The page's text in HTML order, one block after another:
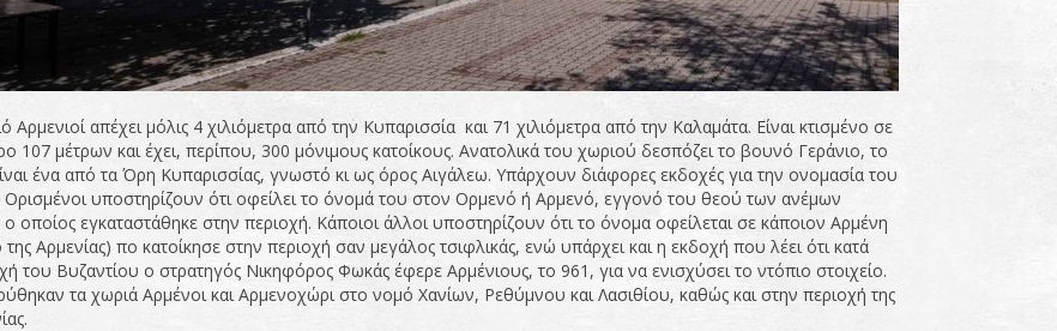
Αρμενιοί απέχει μόλις 4 χιλιόμετρα από την Κυπαρισσία και 71 χιλιόμετρα από την Καλαμάτα. Είναι κτισμένο σε
107 μέτρων και έχει, περίπου, 300 μόνιμους κατοίκους. Ανατολικά του χωριού δεσπόζει το βουνό Γεράνιο, το
ένα από τα Όρη Κυπαρισσίας, γνωστό κι ως όρος Αιγάλεω. Υπάρχουν διάφορες εκδοχές για την ονομασία του
υποστηρίζουν ότι οφείλει το όνομά του στον Ορμενό ή Αρμενό, εγγονό του θεού των ανέμων
οποίος εγκαταστάθηκε στην περιοχή. Κάποιοι άλλοι υποστηρίζουν ότι το όνομα οφείλεται σε κάποιον Αρμένη
της Αρμενίας) πο κατοίκησε στην περιοχή σαν μεγάλος τσιφλικάς, ενώ υπάρχει και η εκδοχή που λέει ότι κατά
του Βυζαντίου ο στρατηγός Νικηφόρος Φωκάς έφερε Αρμένιους, το 961, για να ενισχύσει το ντόπιο στοιχείο.
τα χωριά Αρμένοι και Αρμενοχώρι στο νομό Χανίων, Ρεθύμνου και Λασιθίου, καθώς και στην περιοχή της